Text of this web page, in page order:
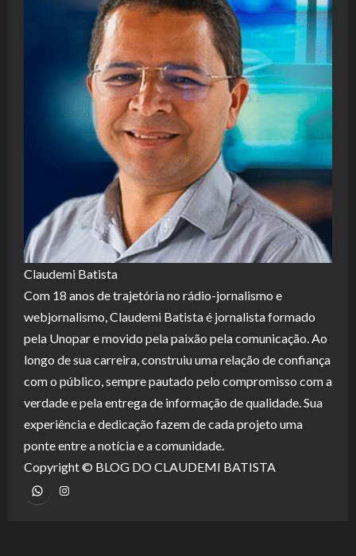
Claudemi Batista
Com 18 anos de trajetória no rádio-jornalismo e
webjornalismo, Claudemi Batista é jornalista formado
pela Unopar e movido pela paixão pela comunicação. Ao
longo de sua carreira, construiu uma relação de confiança
com o público, sempre pautado pelo compromisso com a
verdade e pela entrega de informação de qualidade. Sua
experiência e dedicação fazem de cada projeto uma
ponte entre a notícia e a comunidade.
Copyright © BLOG DO CLAUDEMI BATISTA
WhatsApp Instagram